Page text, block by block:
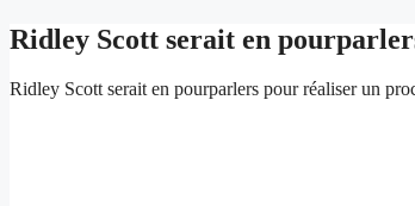
Ridley Scott serait en
Ridley Scott serait en pourparlers pour réaliser un